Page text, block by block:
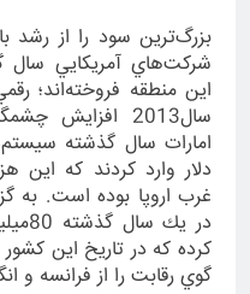
بزرگ‌ترين سود را از رشد
سال2013
دلار وارد كردند كه اين
غرب اروپا بوده است. به
در
كرده كه در تاريخ اين
گوي رقابت را از فرانسه و